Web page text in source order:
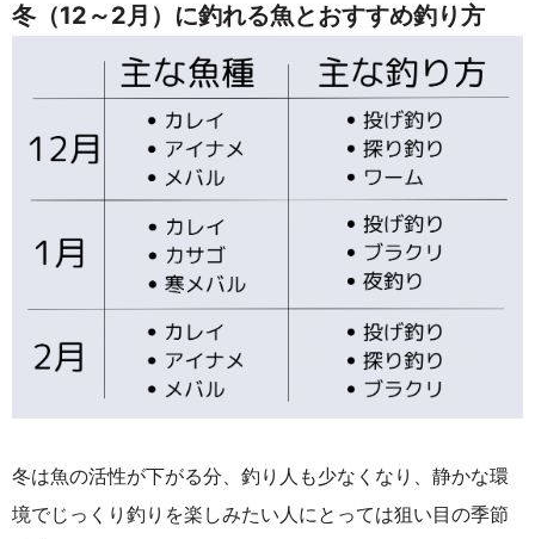
冬 （12～2月）に釣れる魚とおすすめ釣り方
冬は魚の活性が下がる分、釣り人も少なくなり、静かな環
境でじっくり釣りを楽しみたい人にとっては狙い目の季節